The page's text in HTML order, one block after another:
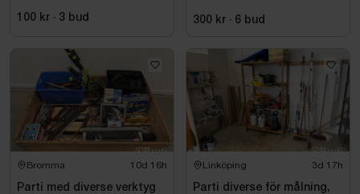
100 kr · 3 bud 300 kr · 6 bud
Bromma 10d 16h
Parti med diverse verktyg
Linköping 3d 17h
Parti diverse för målning,